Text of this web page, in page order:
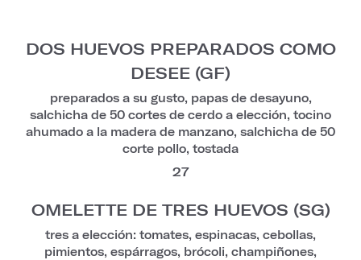
DOS HUEVOS PREPARADOS COMO
DESEE (GF)
preparados a su gusto, papas de desayuno,
salchicha de 50 cortes de cerdo a elección, tocino
ahumado a la madera de manzano, salchicha de 50
corte pollo, tostada
27
OMELETTE DE TRES HUEVOS (SG)
tres a elección: tomates, espinacas, cebollas,
pimientos, espárragos, brócoli, champiñones,